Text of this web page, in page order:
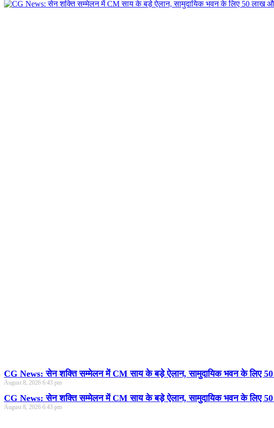
CG News: सेन शक्ति सम्मेलन में CM साय के बड़े ऐलान, सामुदायिक भवन के लिए
August 8, 2026 6:43 pm
CG News: सेन शक्ति सम्मेलन में CM साय के बड़े ऐलान, सामुदायिक भवन के लिए
August 8, 2026 6:43 pm